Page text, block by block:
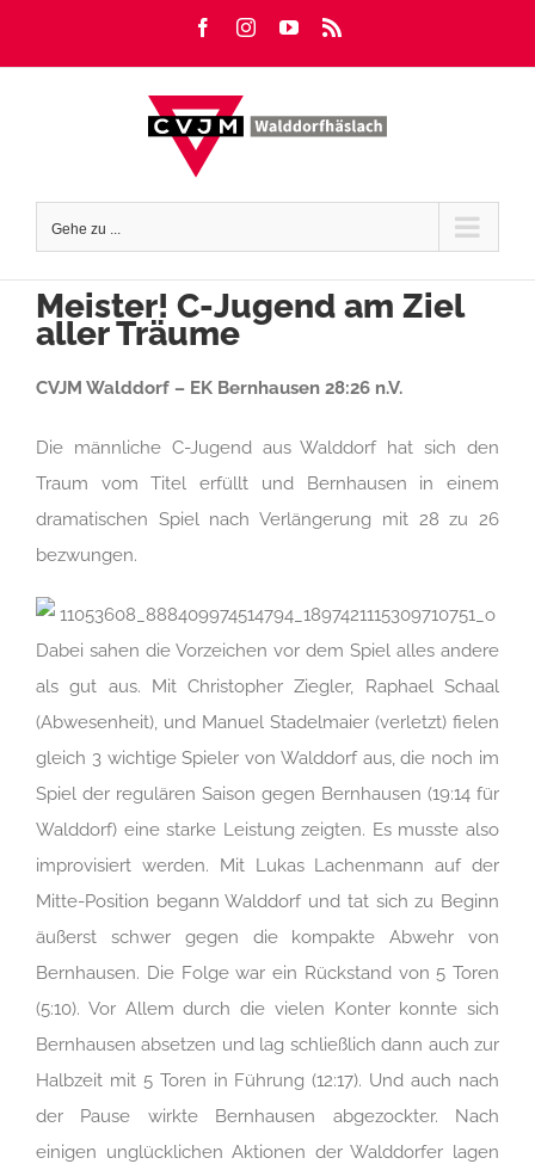
FacebookInstagramYouTube
Gehe zu ...
Meister! C-Jugend am Ziel
aller Träume
CVJM Walddorf – EK Bernhausen 28:26 n.V.
Die männliche C-Jugend aus Walddorf hat sich den
Traum vom Titel erfüllt und Bernhausen in einem
dramatischen Spiel nach Verlängerung mit 28 zu 26
bezwungen.
Dabei sahen die Vorzeichen vor dem Spiel alles andere
als gut aus. Mit Christopher Ziegler, Raphael Schaal
(Abwesenheit), und Manuel Stadelmaier (verletzt) fielen
gleich 3 wichtige Spieler von Walddorf aus, die noch im
Spiel der regulären Saison gegen Bernhausen (19:14 für
Walddorf) eine starke Leistung zeigten. Es musste also
improvisiert werden. Mit Lukas Lachenmann auf der
Mitte-Position begann Walddorf und tat sich zu Beginn
äußerst schwer gegen die kompakte Abwehr von
Bernhausen. Die Folge war ein Rückstand von 5 Toren
(5:10). Vor Allem durch die vielen Konter konnte sich
Bernhausen absetzen und lag schließlich dann auch zur
Halbzeit mit 5 Toren in Führung (12:17). Und auch nach
der Pause wirkte Bernhausen abgezockter. Nach
einigen unglücklichen Aktionen der Walddorfer lagen